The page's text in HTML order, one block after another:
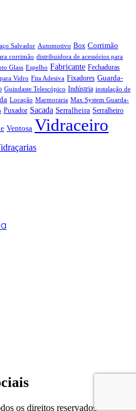
Salvador Automotivo Box Corrimão
corrimão distribuidora de acessórios para
Glass Espelho Fabricante Fechaduras
Vidro Fita Adesiva Fixadores Guarda-
Guindaste Telescópico Indústria instalação de
Locação Marmoraria Max System Guarda-
Puxador Sacada Serralheira Serralheiro
Ventosa Vidraceiro
os direitos reservados